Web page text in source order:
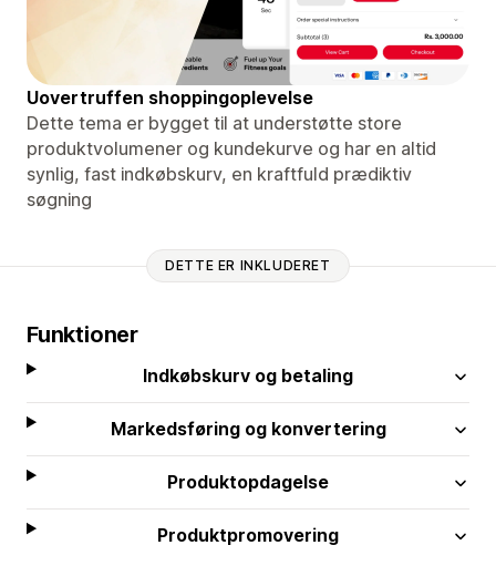
Uovertruffen shoppingoplevelse
Dette tema er bygget til at understøtte store
produktvolumener og kundekurve og har en altid
synlig, fast indkøbskurv, en kraftfuld prædiktiv
søgning
DETTE ER INKLUDERET
Funktioner
Indkøbskurv og betaling
Markedsføring og konvertering
Produktopdagelse
Produktpromovering